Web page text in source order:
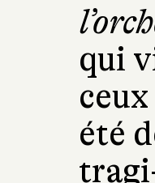
qui
été